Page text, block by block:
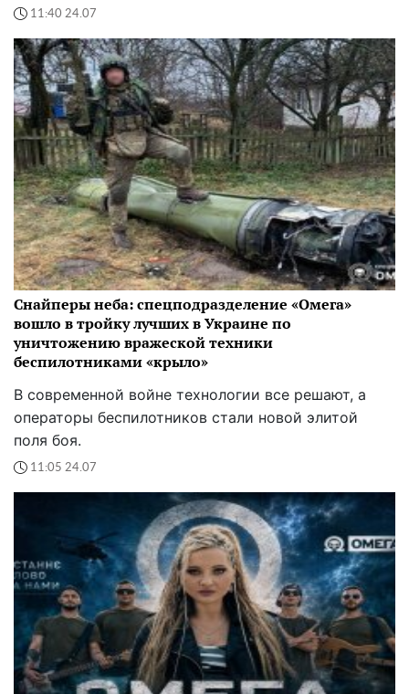
11:40 24.07
Снайперы неба: спецподразделение «Омега»
вошло в тройку лучших в Украине по
уничтожению вражеской техники
беспилотниками «крыло»
В современной войне технологии все решают, а
операторы беспилотников стали новой элитой
поля боя.
11:05 24.07